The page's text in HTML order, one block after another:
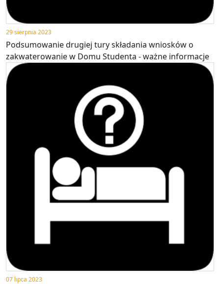
29 sierpnia 2023
Podsumowanie drugiej tury składania wniosków o
zakwaterowanie w Domu Studenta - ważne informacje
07 lipca 2023